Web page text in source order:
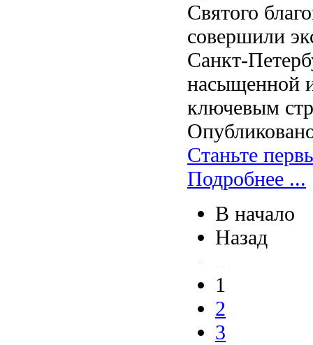
Святого
совершили
Санкт-
насыщенной
ключевым
Станьте
Подробнее ...
В начало
Назад
1
2
3